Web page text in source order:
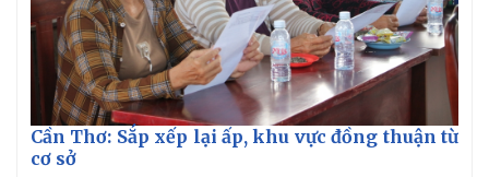
Cần Thơ: Sắp xếp lại ấp, khu vực đồng thuận từ
cơ sở